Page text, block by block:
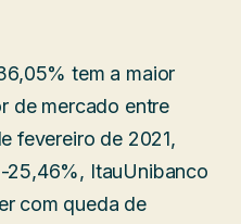
tem a maior
de mercado entre
fevereiro de 2021,
25,46%, ItauUnibanco
com queda de